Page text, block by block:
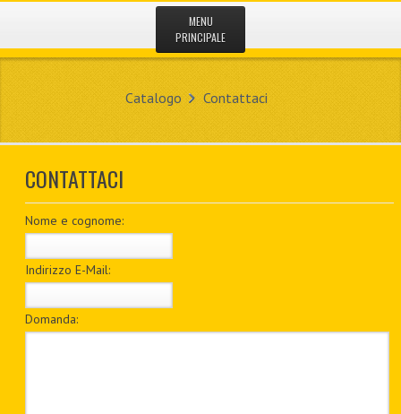
MENU
PRINCIPALE
IL MIO CONTO
CUSTOM PDF
Catalogo Contattaci
CONTATTACI
Nome e cognome:
Indirizzo E-Mail:
Domanda: